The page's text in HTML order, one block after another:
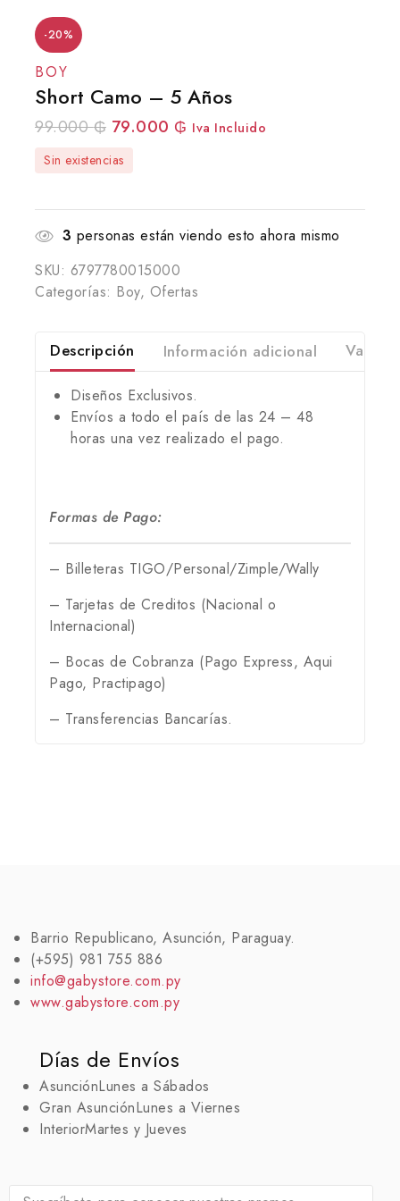
-20%
BOY
Short Camo – 5 Años
99.000₲ 79.000 ₲ Iva Incluido
Sin existencias
3 personas están viendo esto ahora mismo
SKU: 6797780015000
Categorías: Boy, Ofertas
Descripción Información adicional
Diseños Exclusivos.
Envíos a todo el país de las 24 – 48
horas una vez realizado el pago.
Formas de Pago:
– Billeteras TIGO/Personal/Zimple/Wally
– Tarjetas de Creditos (Nacional o
Internacional)
– Bocas de Cobranza (Pago Express, Aqui
Pago, Practipago)
– Transferencias Bancarías.
Barrio Republicano, Asunción, Paraguay.
(+595) 981 755 886
info@gabystore.com.py
www.gabystore.com.py
Días de Envíos
AsunciónLunes a Sábados
Gran AsunciónLunes a Viernes
InteriorMartes y Jueves